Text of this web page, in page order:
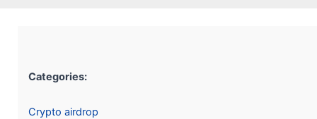
Categories:
Crypto airdrop